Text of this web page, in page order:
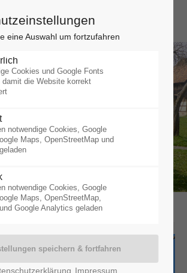
eine Auswahl um fortzufahren
Cookies und Google Fonts
damit die Website korrekt
notwendige Cookies, Google
Maps, OpenStreetMap und
notwendige Cookies, Google
Maps, OpenStreetMap,
Google Analytics geladen
Impressum